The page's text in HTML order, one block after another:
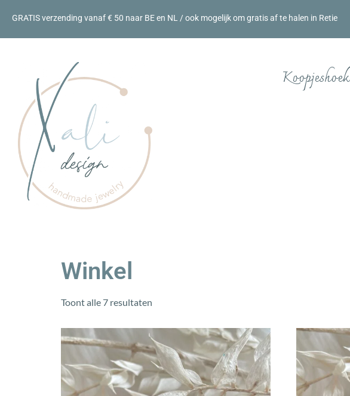
GRATIS verzending vanaf € 50 naar BE en NL / ook mogelijk om gratis af te halen in Retie
Koopjeshoek
Winkel
Toont alle 7 resultaten